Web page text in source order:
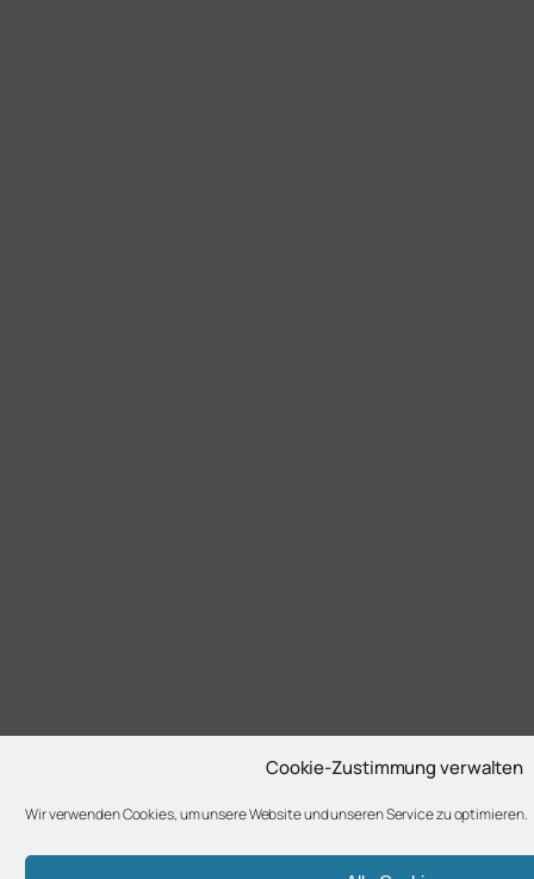
Cookie-Zustimmung verwalten
Wir verwenden Cookies, um unsere Website und unseren Service zu optimieren.